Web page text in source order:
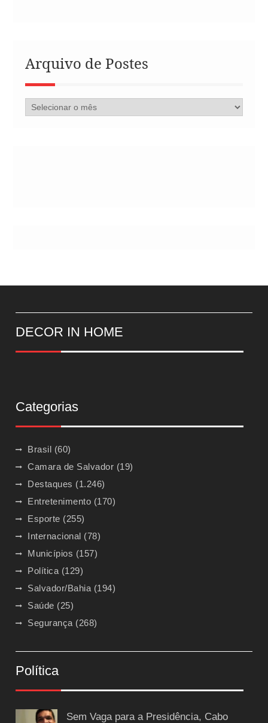
Arquivo de Postes
Arquivo
de
DECOR IN HOME
Categorias
Brasil (60)
Camara de Salvador (19)
Destaques (1.246)
Entretenimento (170)
Esporte (255)
Internacional (78)
Municípios (157)
Política (129)
Salvador/Bahia (194)
Saúde (25)
Segurança (268)
Política
Sem Vaga para a Presidência, Cabo